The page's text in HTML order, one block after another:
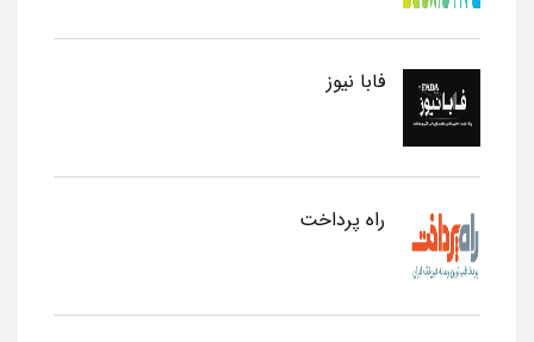
فابا نیوز
راه پرداخت